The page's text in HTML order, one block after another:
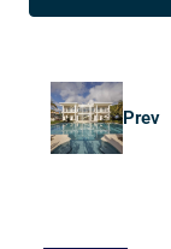
Prev